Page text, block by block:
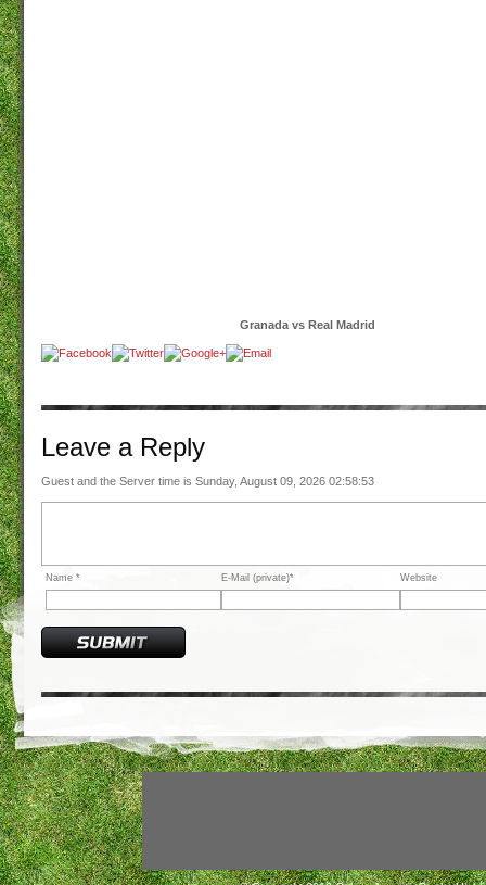
Granada vs Real Madrid
Leave a Reply
Guest and the Server time is Sunday, August 09, 2026 02:58:53
Name * E-Mail (private)* Website